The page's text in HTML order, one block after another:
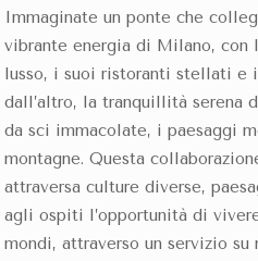
Immaginate un ponte che
vibrante energia di Milano, con
lusso, i suoi ristoranti stellati e
dall’altro, la tranquillità serena
da sci immacolate, i paesaggi
montagne. Questa
attraversa culture diverse,
agli ospiti l’opportunità di
mondi, attraverso un servizio su